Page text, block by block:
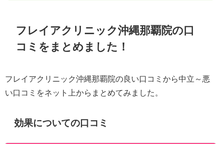
フレイアクリニック沖縄那覇院の口
コミをまとめました！
フレイアクリニック沖縄那覇院の良い口コミから中立～悪
い口コミをネット上からまとめてみました。
効果についての口コミ